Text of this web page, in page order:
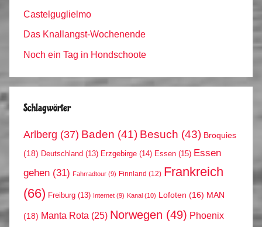
Castelguglielmo
Das Knallangst-Wochenende
Noch ein Tag in Hondschoote
Schlagwörter
Arlberg (37) Baden (41) Besuch (43) Broquies
(18) Deutschland (13) Erzgebirge (14) Essen (15) Essen
gehen (31) Fahrradtour (9) Finnland (12) Frankreich
(66) Freiburg (13) Internet (9) Kanal (10) Lofoten (16) MAN
(18) Manta Rota (25) Norwegen (49) Phoenix